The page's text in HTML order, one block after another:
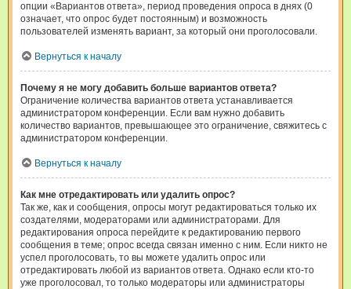
опции «Вариантов ответа», период проведения опроса в днях (0
означает, что опрос будет постоянным) и возможность
пользователей изменять вариант, за который они проголосовали.
Вернуться к началу
Почему я не могу добавить больше вариантов ответа?
Ограничение количества вариантов ответа устанавливается
администратором конференции. Если вам нужно добавить
количество вариантов, превышающее это ограничение, свяжитесь с
администратором конференции.
Вернуться к началу
Как мне отредактировать или удалить опрос?
Так же, как и сообщения, опросы могут редактироваться только их
создателями, модераторами или администраторами. Для
редактирования опроса перейдите к редактированию первого
сообщения в теме; опрос всегда связан именно с ним. Если никто не
успел проголосовать, то вы можете удалить опрос или
отредактировать любой из вариантов ответа. Однако если кто-то
уже проголосовал, то только модераторы или администраторы